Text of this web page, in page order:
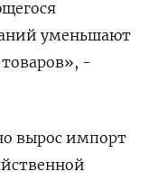
уменьшают
-
вырос импорт